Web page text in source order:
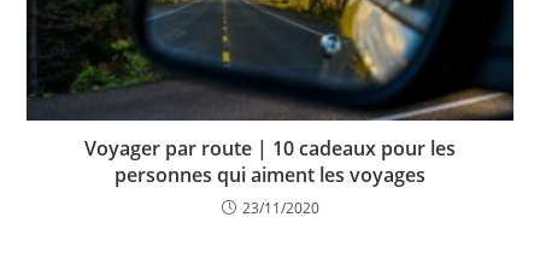
Voyager par route | 10 cadeaux pour les
personnes qui aiment les voyages
23/11/2020